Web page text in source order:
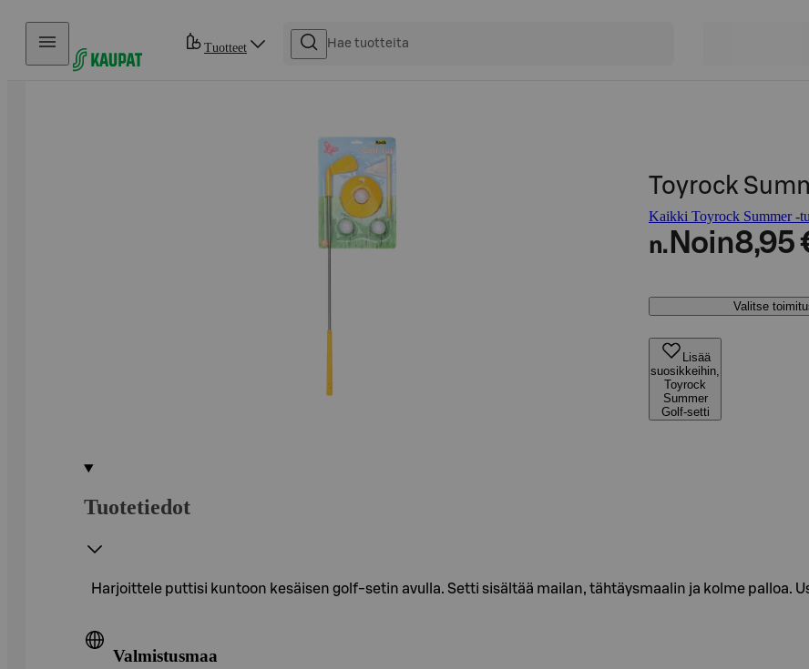
Hyppää sisältöön
Tuotteet
Toyrock
Kaikki Toyrock Summer -
n. Noin8,95
Valitse
Lisää
suosikkeihin,
Toyrock
Summer
Golf-setti
Tuotetiedot
Harjoittele puttisi kuntoon kesäisen golf-setin avulla. Setti sisältää mailan, tähtäysmaalin ja kolme palloa.
Valmistusmaa